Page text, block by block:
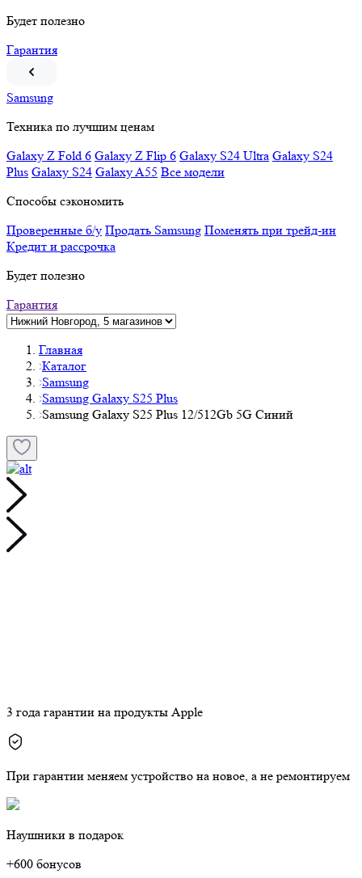
Будет полезно
Гарантия
Samsung
Техника по лучшим ценам
Galaxy Z Fold 6 Galaxy Z Flip 6 Galaxy S24 Ultra Galaxy S24
Plus Galaxy S24 Galaxy A55 Все модели
Способы сэкономить
Проверенные б/у Продать Samsung Поменять при трейд-ин
Кредит и рассрочка
Будет полезно
Гарантия
Главная
Каталог
Samsung
Samsung Galaxy S25 Plus
Samsung Galaxy S25 Plus 12/512Gb 5G Синий
3 года гарантии на продукты Apple
При гарантии меняем устройство на новое, а не ремонтируем
Наушники в подарок
+600 бонусов